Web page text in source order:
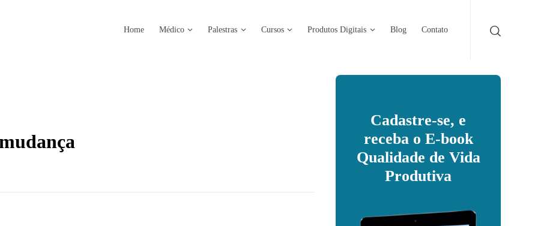
Home Médico Palestras Cursos Produtos Digitais Blog Contato
Cadastre-se, e
receba o E-book
Qualidade de Vida
Produtiva